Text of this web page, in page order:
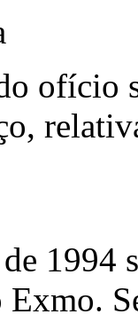
ofício
1994
Exmo.